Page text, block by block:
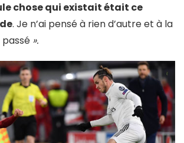
chose qui existait était ce
. Je n’ai pensé à rien d’autre et à la
passé ».